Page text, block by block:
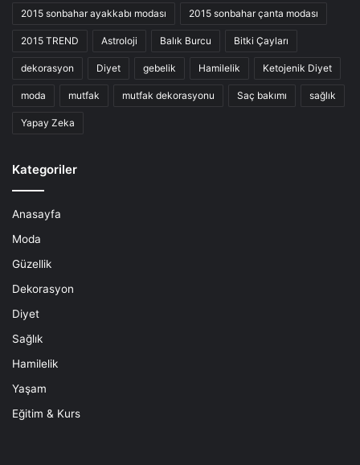
2015 sonbahar ayakkabı modası 2015 sonbahar çanta modası
2015 TREND Astroloji Balık Burcu Bitki Çayları
dekorasyon Diyet gebelik Hamilelik Ketojenik Diyet
moda mutfak mutfak dekorasyonu Saç bakımı sağlık
Yapay Zeka
Kategoriler
Anasayfa
Moda
Güzellik
Dekorasyon
Diyet
Sağlık
Hamilelik
Yaşam
Eğitim & Kurs